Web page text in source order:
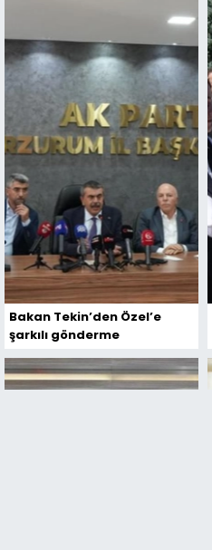
Bakan Tekin’den Özel’e
şarkılı gönderme